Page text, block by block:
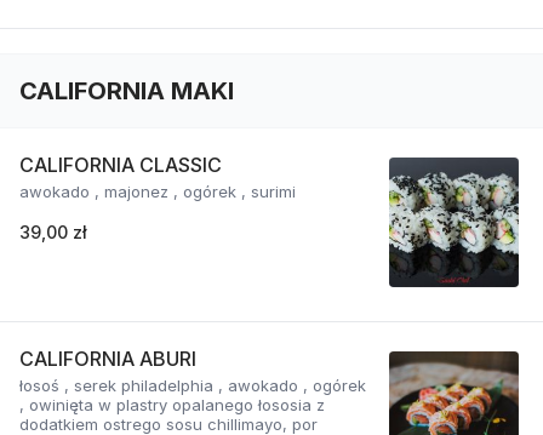
CALIFORNIA MAKI
CALIFORNIA CLASSIC
awokado , majonez , ogórek , surimi
39,00 zł
CALIFORNIA ABURI
łosoś , serek philadelphia , awokado , ogórek
, owinięta w plastry opalanego łososia z
dodatkiem ostrego sosu chillimayo, por